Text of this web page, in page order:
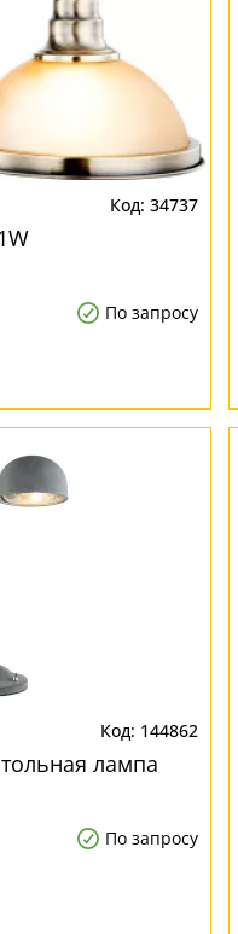
34737
По запросу
144862
лампа
По запросу